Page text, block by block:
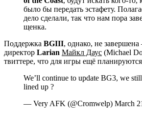
было бы передать эстафету.
дело сделали, так что нам пора
щенка.
Поддержка BGIII, однако, не
директор Larian Майкл Даус (Michael
твиттере, что для игры ещё
We’ll continue to update BG3, we
lined up ?
— Very AFK (@Cromwelp) March